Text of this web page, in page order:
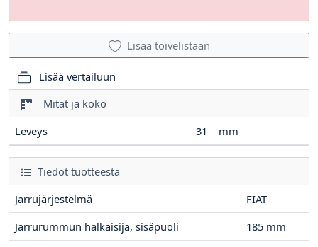
Mitat ja koko
Leveys
31 mm
Tiedot tuotteesta
Jarrujärjestelmä
FIAT
Jarrurummun halkaisija, sisäpuoli
185 mm
Lisää toivelistaan
Lisää vertailuun